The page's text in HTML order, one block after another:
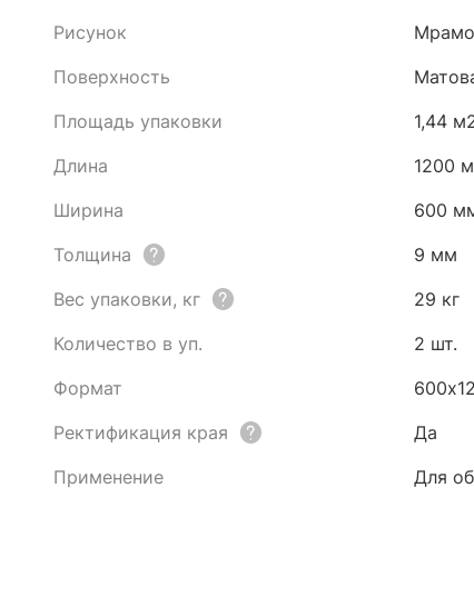
Рисунок
Поверхность
Площадь упаковки
1,44
Длина
1200
Ширина
600
Толщина
9 мм
Вес упаковки, кг
29 кг
Количество в уп.
2 шт.
Формат
Ректификация края
Да
Применение
Для